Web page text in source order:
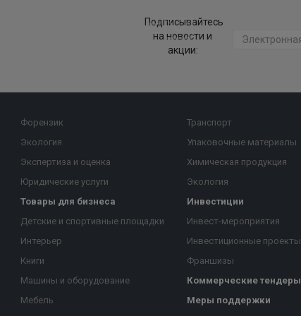
Подписывайтесь
на новости и
акции:
Форензик
Экология
Экспертиза и оценка
Юридические услуги
Товары для бизнеса
Детские и спортивные площадки
Интерьер
Книги
Машины и оборудование
Мебель
Транспорт
Упаковочные материалы
Химическая продукция
Экология
Инвестиции
Инвест-мероприятия
Инвестиционные проекты
Франшизы
Коммерческие тендеры
Меры поддержки